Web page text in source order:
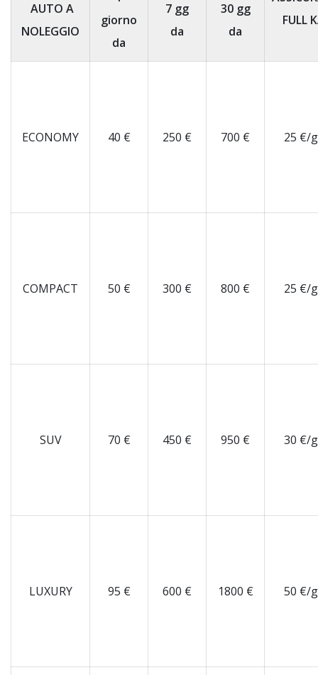
AUTO A
NOLEGGIO
giorno
da
7 gg
da
30 gg
da
FULL
ECONOMY 40 € 250 € 700 € 25 €/
COMPACT 50 € 300 € 800 € 25 €/
SUV 70 € 450 € 950 € 30 €/
LUXURY 95 € 600 € 1800 € 50 €/